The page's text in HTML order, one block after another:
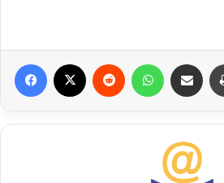
Facebook Reddit WhatsAppCompartilhar via e-mail